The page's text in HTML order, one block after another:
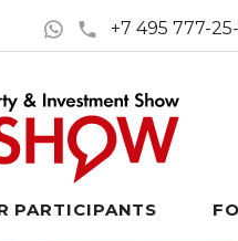
+7 495 777-
PARTICIPANTS